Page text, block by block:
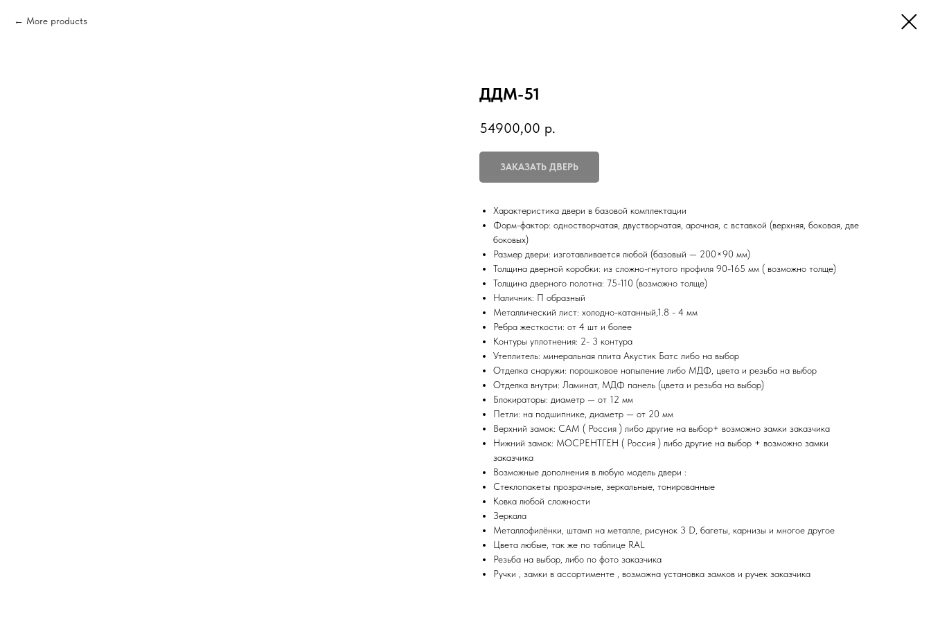
More products
ДДМ-51
54900,00 р.
ЗАКАЗАТЬ ДВЕРЬ
Характеристика двери в базовой комплектации
Форм-фактор: одностворчатая, двустворчатая, арочная, с вставкой (верхняя, боковая, две
боковых)
Размер двери: изготавливается любой (базовый — 200×90 мм)
Толщина дверной коробки: из сложно-гнутого профиля 90-165 мм ( возможно толще)
Толщина дверного полотна: 75-110 (возможно толще)
Наличник: П образный
Металлический лист: холодно-катанный,1.8 - 4 мм
Ребра жесткости: от 4 шт и более
Контуры уплотнения: 2- 3 контура
Утеплитель: минеральная плита Акустик Батс либо на выбор
Отделка снаружи: порошковое напыление либо МДФ, цвета и резьба на выбор
Отделка внутри: Ламинат, МДФ панель (цвета и резьба на выбор)
Блокираторы: диаметр — от 12 мм
Петли: на подшипнике, диаметр — от 20 мм
Верхний замок: САМ ( Россия ) либо другие на выбор+ возможно замки заказчика
Нижний замок: МОСРЕНТГЕН ( Россия ) либо другие на выбор + возможно замки
заказчика
Возможные дополнения в любую модель двери :
Стеклопакеты прозрачные, зеркальные, тонированные
Ковка любой сложности
Зеркала
Металлофилёнки, штамп на металле, рисунок 3 D, багеты, карнизы и многое другое
Цвета любые, так же по таблице RAL
Резьба на выбор, либо по фото заказчика
Ручки , замки в ассортименте , возможна установка замков и ручек заказчика